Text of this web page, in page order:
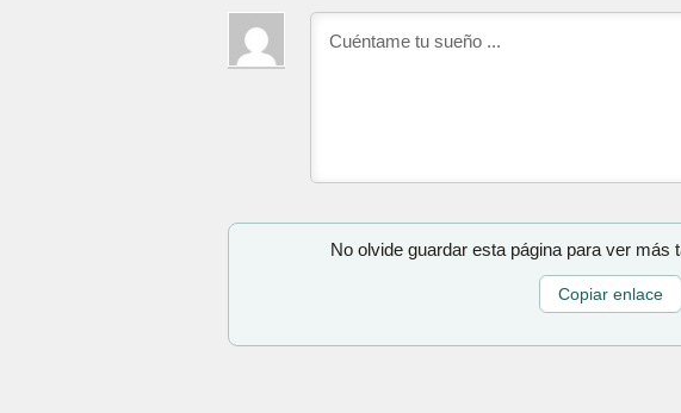
No olvide guardar esta página para ver más
Copiar enlace